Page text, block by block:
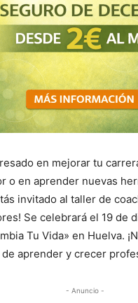
en mejorar tu
o en aprender nuevas
invitado al taller de
Se celebrará el 19 de
Tu Vida» en Huelva.
aprender y crecer
- Anuncio -